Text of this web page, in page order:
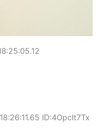
ID:4OpcIt7Tx